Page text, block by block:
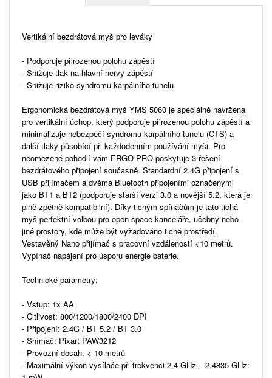
Vertikální bezdrátová myš pro leváky
- Podporuje přirozenou polohu zápěstí
- Snižuje tlak na hlavní nervy zápěstí
- Snižuje riziko syndromu karpálního tunelu
Ergonomická bezdrátová myš YMS 5060 je speciálně navržena
pro vertikální úchop, který podporuje přirozenou polohu zápěstí a
minimalizuje nebezpečí syndromu karpálního tunelu (CTS) a
další tlaky působící při každodenním používání myši. Pro
neomezené pohodlí vám ERGO PRO poskytuje 3 řešení
bezdrátového připojení současně. Standardní 2.4G připojení s
USB přijímačem a dvěma Bluetooth připojeními označenými
jako BT1 a BT2 (podporuje starší verzi 3.0 a novější 5.2, která je
plně zpětně kompatibilní). Díky tichým spínačům je tato tichá
myš perfektní volbou pro open space kanceláře, učebny nebo
jiné prostory, kde může být vyžadováno tiché prostředí.
Vestavěný Nano přijímač s pracovní vzdáleností <10 metrů.
Vypínač napájení pro úsporu energie baterie.
Technické parametry:
- Vstup: 1x AA
- Citlivost: 800/1200/1800/2400 DPI
- Připojení: 2.4G / BT 5.2 / BT 3.0
- Snímač: Pixart PAW3212
- Provozní dosah: < 10 metrů
- Maximální výkon vysílače při frekvenci 2,4 GHz – 2,4835 GHz: